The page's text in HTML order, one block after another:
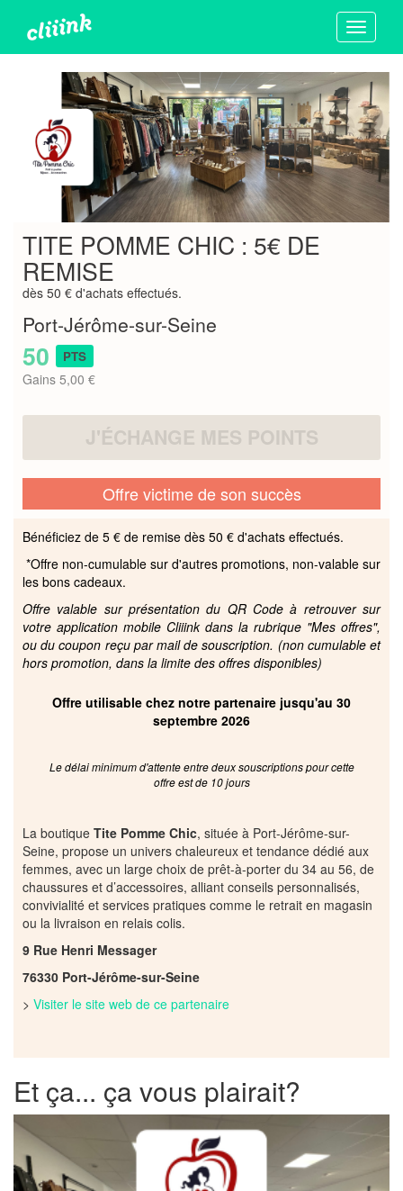
Toggle
TITE POMME CHIC : 5€ DE
REMISE
dès 50 € d'achats effectués.
Port-Jérôme-sur-Seine
50 PTS
Gains 5,00 €
J'ÉCHANGE MES POINTS
Offre victime de son succès
Bénéficiez de 5 € de remise dès 50 € d'achats effectués.
*Offre non-cumulable sur d'autres promotions, non-valable sur
les bons cadeaux.
Offre valable sur présentation du QR Code à retrouver sur
votre application mobile Cliiink dans la rubrique "Mes offres",
ou du coupon reçu par mail de souscription. (non cumulable et
hors promotion, dans la limite des offres disponibles)
Offre utilisable chez notre partenaire jusqu'au 30
septembre 2026
Le délai minimum d'attente entre deux souscriptions pour cette
offre est de 10 jours
La boutique Tite Pomme Chic, située à Port-Jérôme-sur-
Seine, propose un univers chaleureux et tendance dédié aux
femmes, avec un large choix de prêt-à-porter du 34 au 56, de
chaussures et d’accessoires, alliant conseils personnalisés,
convivialité et services pratiques comme le retrait en magasin
ou la livraison en relais colis.
9 Rue Henri Messager
76330 Port-Jérôme-sur-Seine
> Visiter le site web de ce partenaire
Et ça... ça vous plairait?